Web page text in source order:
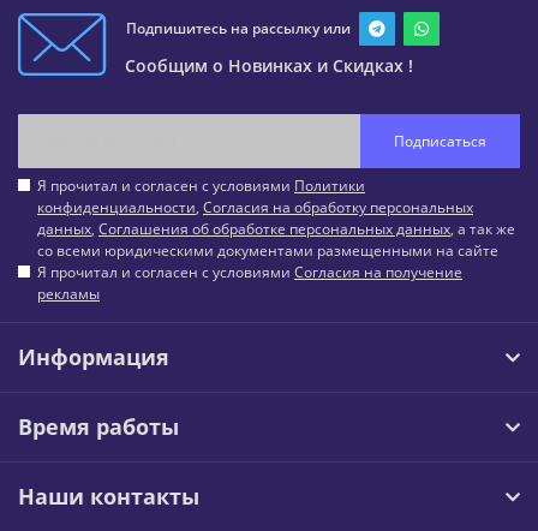
Подпишитесь на рассылку или
Сообщим о Новинках и Скидках !
Подписаться
Я прочитал и согласен с условиями Политики
конфиденциальности, Согласия на обработку персональных
данных, Соглашения об обработке персональных данных, а так же
со всеми юридическими документами размещенными на сайте
Я прочитал и согласен с условиями Согласия на получение
рекламы
Информация
Время работы
Наши контакты